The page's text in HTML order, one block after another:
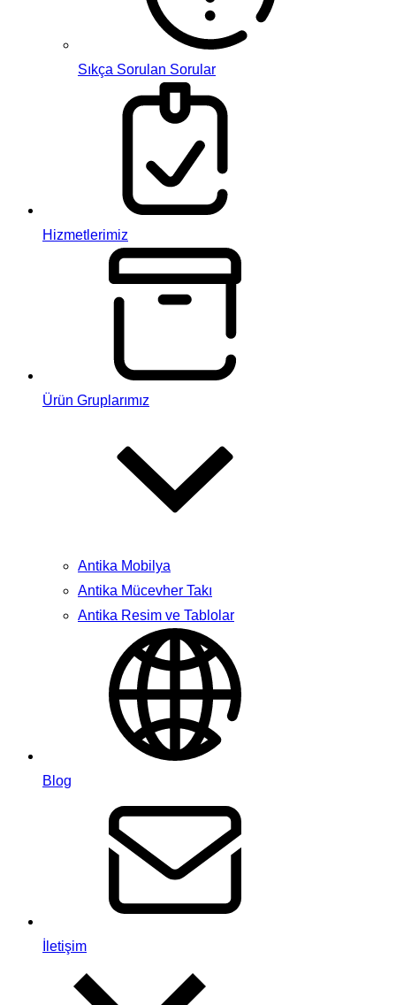
Sıkça Sorulan Sorular
Hizmetlerimiz
Ürün Gruplarımız
Antika Mobilya
Antika Mücevher Takı
Antika Resim ve Tablolar
Blog
İletişim